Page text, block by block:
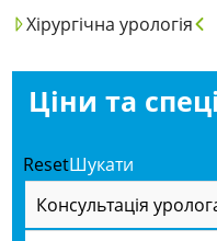
Хірургічна урологія
Ціни та
ResetШукати
Консультація